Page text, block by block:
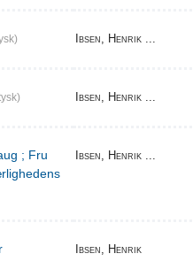
Ibsen, Henrik ...
Ibsen, Henrik ...
; Fru
Ibsen, Henrik ...
Ibsen, Henrik